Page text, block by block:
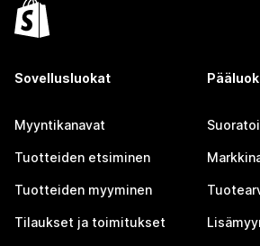
Sovellusluokat
Myyntikanavat
Tuotteiden etsiminen
Tuotteiden myyminen
Tilaukset ja toimitukset